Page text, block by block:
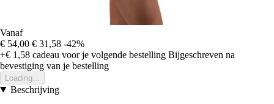
Vanaf
€ 54,00 € 31,58 -42%
+€ 1,58 cadeau voor je volgende bestelling Bijgeschreven na
bevestiging van je bestelling
Loading...
Beschrijving